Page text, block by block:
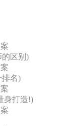
的区别)
排名)
身打造!)